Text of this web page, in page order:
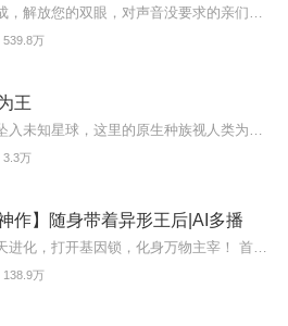
539.8万
王
3.3万
作】随身带着异形王后|AI多播
138.9万